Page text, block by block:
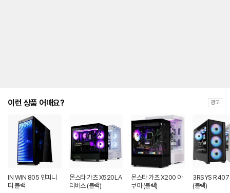
이런 상품 어때요? 광고
IN WIN 805 인피니
티 블랙
몬스타 가츠 X520LA
리버스 (블랙)
몬스타 가츠 X200 아
쿠아 (블랙)
3RSYS R407
(블랙)